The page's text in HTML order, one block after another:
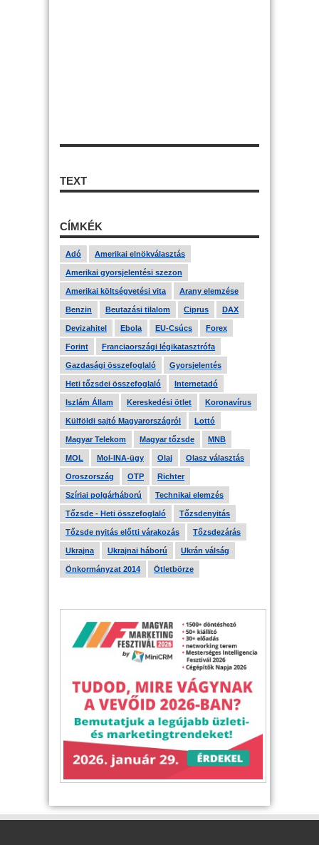
TEXT
CÍMKÉK
Adó Amerikai elnökválasztás
Amerikai gyorsjelentési szezon
Amerikai költségvetési vita Arany elemzése
Benzin Beutazási tilalom Ciprus DAX
Devizahitel Ebola EU-Csúcs Forex
Forint Franciaországi légikatasztrófa
Gazdasági összefoglaló Gyorsjelentés
Heti tőzsdei összefoglaló Internetadó
Iszlám Állam Kereskedési ötlet Koronavírus
Külföldi sajtó Magyarországról Lottó
Magyar Telekom Magyar tőzsde MNB
MOL Mol-INA-ügy Olaj Olasz választás
Oroszország OTP Richter
Szíriai polgárháború Technikai elemzés
Tőzsde - Heti összefoglaló Tőzsdenyitás
Tőzsde nyitás előtti várakozás Tőzsdezárás
Ukrajna Ukrajnai háború Ukrán válság
Önkormányzat 2014 Ötletbörze